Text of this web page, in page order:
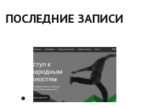
ПОСЛЕДНИЕ ЗАПИСИ